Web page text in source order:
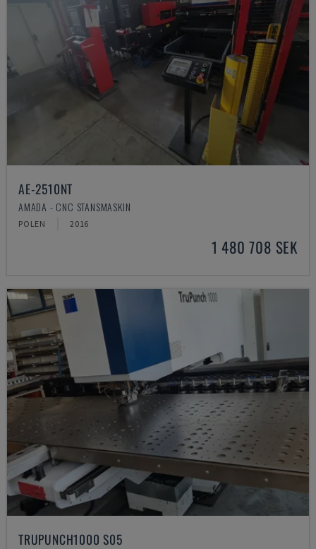
AE-2510NT
AMADA - CNC STANSMASKIN
POLEN 2016
1 480 708 SEK
TRUPUNCH1000 S05